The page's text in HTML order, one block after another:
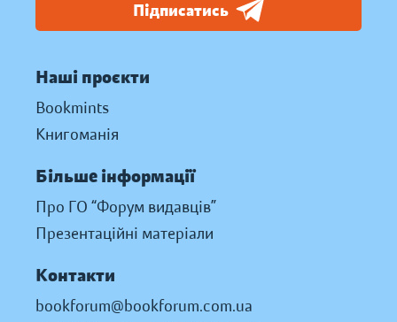
Підписатись
Наші проєкти
Bookmints
Книгоманія
Більше інформації
Про ГО “Форум видавців”
Презентаційні матеріали
Контакти
bookforum@bookforum.com.ua